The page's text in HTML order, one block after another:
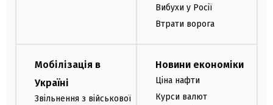
Вибухи у Росії
Втрати ворога
Мобілізація в
Україні
Звільнення з військової
Новини економіки
Ціна нафти
Курси валют